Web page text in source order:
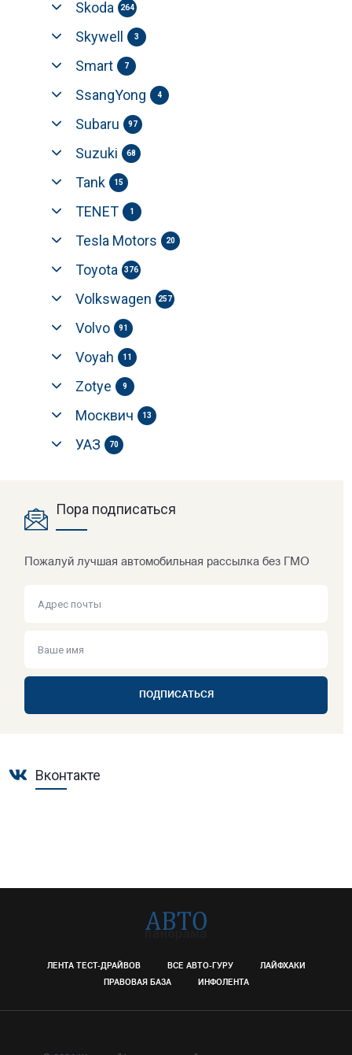
Skoda 264
Skywell 3
Smart 7
SsangYong 4
Subaru 97
Suzuki 68
Tank 15
TENET 1
Tesla Motors 20
Toyota 376
Volkswagen 257
Volvo 91
Voyah 11
Zotye 9
Москвич 13
УАЗ 70
Пора подписаться
Пожалуй лучшая автомобильная рассылка без ГМО
ПОДПИСАТЬСЯ
Вконтакте
ЛЕНТА ТЕСТ-ДРАЙВОВ ВСЕ АВТО-ГУРУ
ЛАЙФХАКИ
ПРАВОВАЯ БАЗА
ИНФОЛЕНТА